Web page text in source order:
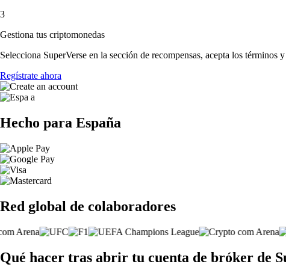
3
Gestiona tus criptomonedas
Selecciona SuperVerse en la sección de recompensas, acepta los
Regístrate ahora
Hecho para España
Red global de colaboradores
Qué hacer tras abrir tu cuenta de bróker de